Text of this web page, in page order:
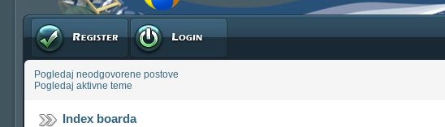
Registruj se Prijavite se
Pogledaj neodgovorene postove
Pogledaj aktivne teme
Index boarda